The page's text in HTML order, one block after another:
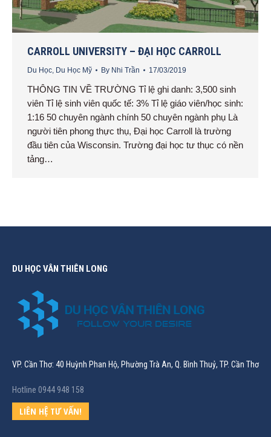
CARROLL UNIVERSITY – ĐẠI HỌC CARROLL
Du Học, Du Học Mỹ By Nhi Trần 17/03/2019
THÔNG TIN VỀ TRƯỜNG Tỉ lệ ghi danh: 3,500 sinh
viên Tỉ lệ sinh viên quốc tế: 3% Tỉ lệ giáo viên/học sinh:
1:16 50 chuyên ngành chính 50 chuyên ngành phụ Là
người tiên phong thực thụ, Đại học Carroll là trường
đầu tiên của Wisconsin. Trường đại học tư thục có nền
tảng…
DU HỌC VÂN THIÊN LONG
VP. Cần Thơ: 40 Huỳnh Phan Hộ, Phường Trà An, Q. Bình Thuỷ, TP. Cần Thơ
Hotline 0944 948 158
LIÊN HỆ TƯ VẤN!